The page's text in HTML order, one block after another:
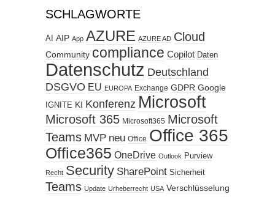
SCHLAGWORTE
AI AIP App AZURE AZURE AD Cloud
Community compliance Copilot Daten
Datenschutz Deutschland
DSGVO EU EUROPA Exchange GDPR Google
IGNITE KI Konferenz Microsoft
Microsoft 365 Microsoft365 Microsoft
Teams MVP neu Office Office 365
Office365 OneDrive Outlook Purview
Recht Security SharePoint Sicherheit
Teams Update Urheberrecht USA Verschlüsselung